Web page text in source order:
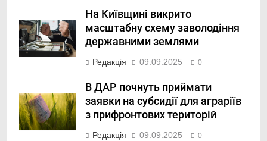
На Київщині викрито
масштабну схему заволодіння
державними землями
Редакція 09.09.2025 0
В ДАР почнуть приймати
заявки на субсидії для аграріїв
з прифронтових територій
Редакція 09.09.2025 0